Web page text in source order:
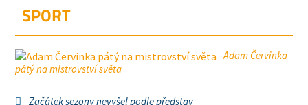
SPORT
Adam Červinka
pátý na mistrovství světa
Začátek sezony nevyšel podle představ